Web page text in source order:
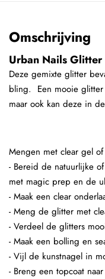
Omschrijving
Urban Nails
Deze gemixte glitter
bling. Een mooie
maar ook kan deze in
Mengen met clear gel of
- Bereid de natuurlijke
met magic prep en de
- Maak een clear
- Meng de glitter met
- Verdeel de glitters
- Maak een bolling en
- Vijl de kunstnagel in
- Breng een topcoat